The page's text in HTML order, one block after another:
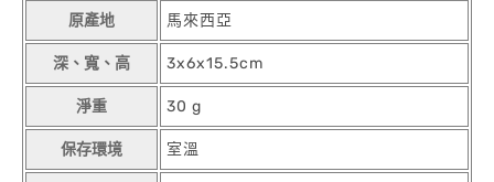
原產地 馬來西亞
深、寬、高 3x6x15.5cm
淨重 30 g
保存環境 室溫